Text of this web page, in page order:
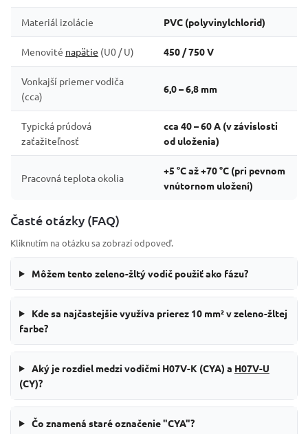
Materiál izolácie PVC (polyvinylchlorid)
Menovité napätie (U0 / U) 450 / 750 V
Vonkajší priemer vodiča
(cca)
6,0 – 6,8 mm
Typická prúdová
zaťažiteľnosť
cca 40 – 60 A (v závislosti
od uloženia)
Pracovná teplota okolia
+5 °C až +70 °C (pri pevnom
vnútornom uložení)
Časté otázky (FAQ)
Kliknutím na otázku sa zobrazí odpoveď.
Môžem tento zeleno-žltý vodič použiť ako fázu?
Kde sa najčastejšie využíva prierez 10 mm² v zeleno-žltej
farbe?
Aký je rozdiel medzi vodičmi H07V-K (CYA) a H07V-U
(CY)?
Čo znamená staré označenie "CYA"?